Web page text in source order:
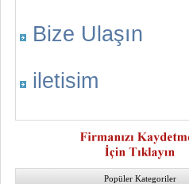
Bize Ulaşın
iletisim
Popüler Kategoriler